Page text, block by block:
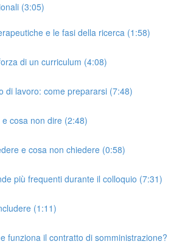
(3:05)
e le fasi della ricerca (1:58)
di un curriculum (4:08)
di lavoro: come prepararsi (7:48)
cosa non dire (2:48)
e cosa non chiedere (0:58)
più frequenti durante il colloquio (7:31)
(1:11)
funziona il contratto di somministrazione?